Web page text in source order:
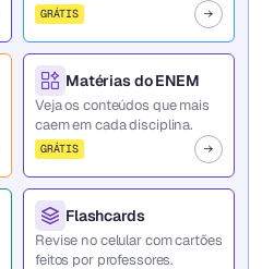
GRÁTIS
Matérias do ENEM
Veja os conteúdos que mais
caem em cada disciplina.
GRÁTIS
Flashcards
Revise no celular com cartões
feitos por professores.